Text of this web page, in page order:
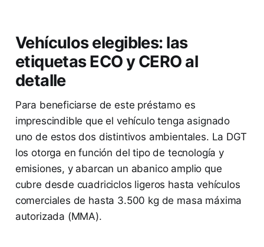
Vehículos elegibles: las
etiquetas ECO y CERO al
detalle
Para beneficiarse de este préstamo es
imprescindible que el vehículo tenga asignado
uno de estos dos distintivos ambientales. La DGT
los otorga en función del tipo de tecnología y
emisiones, y abarcan un abanico amplio que
cubre desde cuadriciclos ligeros hasta vehículos
comerciales de hasta 3.500 kg de masa máxima
autorizada (MMA).